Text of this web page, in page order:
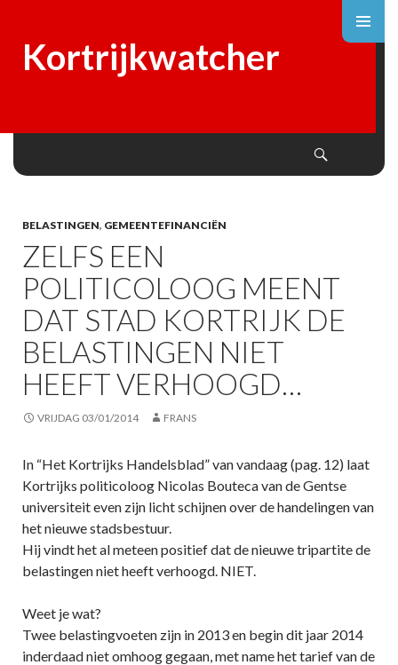
Kortrijkwatcher
BELASTINGEN, GEMEENTEFINANCIËN
ZELFS EEN
POLITICOLOOG MEENT
DAT STAD KORTRIJK DE
BELASTINGEN NIET
HEEFT VERHOOGD…
VRIJDAG 03/01/2014 FRANS
In “Het Kortrijks Handelsblad” van vandaag (pag. 12) laat
Kortrijks politicoloog Nicolas Bouteca van de Gentse
universiteit even zijn licht schijnen over de handelingen van
het nieuwe stadsbestuur.
Hij vindt het al meteen positief dat de nieuwe tripartite de
belastingen niet heeft verhoogd. NIET.
Weet je wat?
Twee belastingvoeten zijn in 2013 en begin dit jaar 2014
inderdaad niet omhoog gegaan, met name het tarief van de